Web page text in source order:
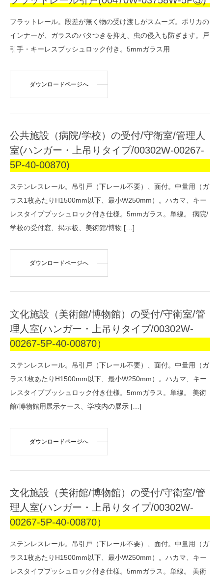
フラットレール。段差が無く物の受け渡しがスムーズ。ポリカの
インナーが、ガラスのバタつきを抑え、虫の侵入も防ぎます。戸
引手・キーレスプッシュロック付き。5mmガラス用
ダウンロードページへ
公共施設（病院/学校）の受付/守衛室/管理人
室(ハンガー・上吊りタイプ/00302W-00267-
5P-40-00870)
ステンレスレール。吊引戸（下レール不要）、面付。中量用（ガ
ラス1枚あたりH1500mm以下、最小W250mm）。ハカマ、キー
レスタイププッシュロック付き仕様。5mmガラス。単線。 病院/
学校の受付窓、掲示板、美術館/博物 […]
ダウンロードページへ
文化施設（美術館/博物館）の受付/守衛室/管
理人室(ハンガー・上吊りタイプ/00302W-
00267-5P-40-00870）
ステンレスレール。吊引戸（下レール不要）、面付。中量用（ガ
ラス1枚あたりH1500mm以下、最小W250mm）。ハカマ、キー
レスタイププッシュロック付き仕様。5mmガラス。単線。 美術
館/博物館用展示ケース、学校内の展示 […]
ダウンロードページへ
文化施設（美術館/博物館）の受付/守衛室/管
理人室(ハンガー・上吊りタイプ/00302W-
00267-5P-40-00870）
ステンレスレール。吊引戸（下レール不要）、面付。中量用（ガ
ラス1枚あたりH1500mm以下、最小W250mm）。ハカマ、キー
レスタイププッシュロック付き仕様。5mmガラス。単線。 美術